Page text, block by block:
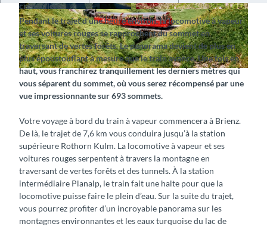
© Interlaken Tourismus, Brienz Rothorn Bahn |CC-BY-SA
© Interlaken Tourismus, Brienz Rothorn Bahn |
CC-BY-SA
© Interlaken Tourismus, Brienz Rothorn Bahn |
CC-BY-SA
crémaillère
Pendant le trajet d’une heure environ, la locomotive à vapeur
et ses voitures rouges se rapprochent du sommet en
traversant de vertes forêts. Le panorama devient de plus en
plus époustouflant à mesure que le train avance. Une fois en
haut, vous franchirez tranquillement les derniers mètres qui
vous séparent du sommet, où vous serez récompensé par une
vue impressionnante sur 693 sommets.
Votre voyage à bord du train à vapeur commencera à Brienz.
De là, le trajet de 7,6 km vous conduira jusqu’à la station
supérieure Rothorn Kulm. La locomotive à vapeur et ses
voitures rouges serpentent à travers la montagne en
traversant de vertes forêts et des tunnels. À la station
intermédiaire Planalp, le train fait une halte pour que la
locomotive puisse faire le plein d’eau. Sur la suite du trajet,
vous pourrez profiter d’un incroyable panorama sur les
montagnes environnantes et les eaux turquoise du lac de